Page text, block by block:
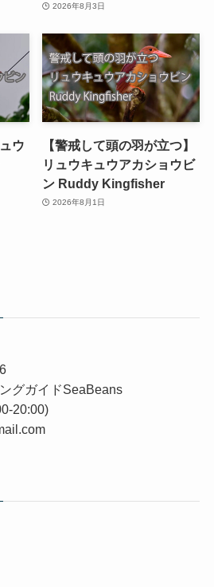
2026年8月3日
ウ
【警戒して頭の羽が立つ】
リュウキュウアカショウビ
ン Ruddy Kingfisher
2026年8月1日
グガイドSeaBeans
20:00)